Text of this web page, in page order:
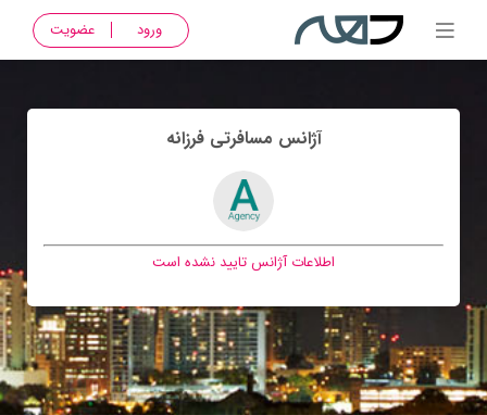
ورود عضویت
آژانس مسافرتی فرزانه
اطلاعات آژانس تایید نشده است